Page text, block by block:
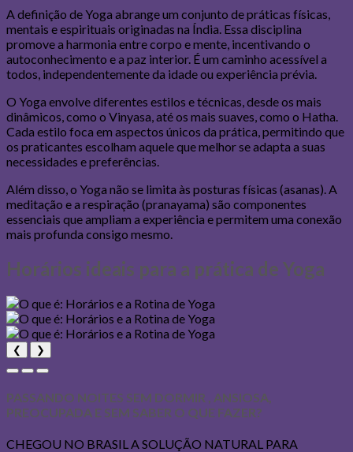
A definição de Yoga abrange um conjunto de práticas físicas,
mentais e espirituais originadas na Índia. Essa disciplina
promove a harmonia entre corpo e mente, incentivando o
autoconhecimento e a paz interior. É um caminho acessível a
todos, independentemente da idade ou experiência prévia.
O Yoga envolve diferentes estilos e técnicas, desde os mais
dinâmicos, como o Vinyasa, até os mais suaves, como o Hatha.
Cada estilo foca em aspectos únicos da prática, permitindo que
os praticantes escolham aquele que melhor se adapta a suas
necessidades e preferências.
Além disso, o Yoga não se limita às posturas físicas (asanas). A
meditação e a respiração (pranayama) são componentes
essenciais que ampliam a experiência e permitem uma conexão
mais profunda consigo mesmo.
Horários ideais para a prática de Yoga
❮ ❯
PASSANDO NOITES SEM DORMIR , ANSIOSA,
PREOCUPADA E SEM SABER O QUE FAZER?
CHEGOU NO BRASIL A SOLUÇÃO NATURAL PARA